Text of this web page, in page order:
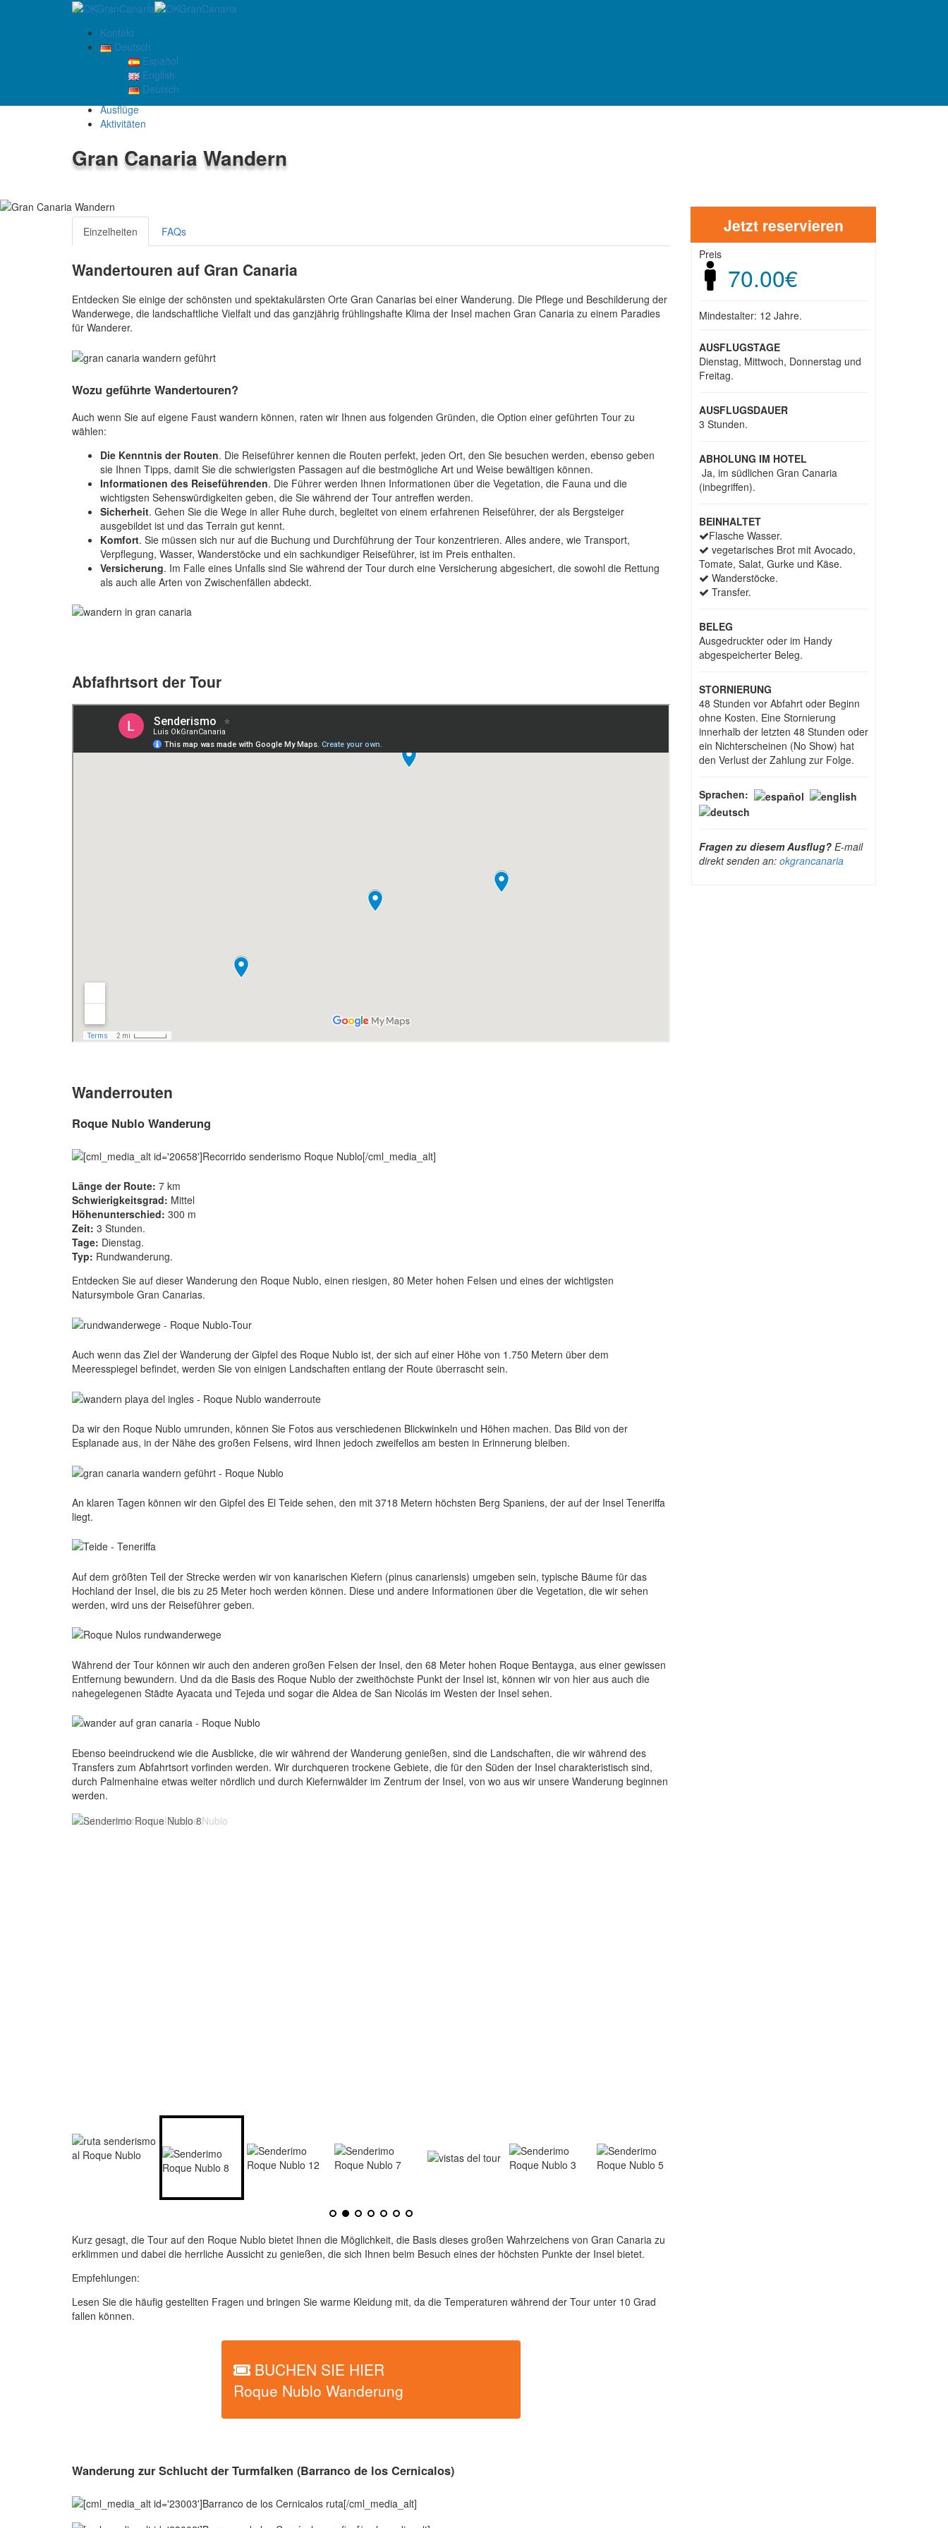
Kontakt
Deutsch
Español
English
Deutsch
AUSFLÜGE
Ausflüge
Aktivitäten
Gran Canaria Wandern
Einzelheiten FAQs
Wandertouren auf Gran Canaria
Entdecken Sie einige der schönsten und spektakulärsten Orte Gran Canarias bei einer Wanderung. Die Pflege und Beschilderung der
Wanderwege, die landschaftliche Vielfalt und das ganzjährig frühlingshafte Klima der Insel machen Gran Canaria zu einem Paradies
für Wanderer.
Wozu geführte Wandertouren?
Auch wenn Sie auf eigene Faust wandern können, raten wir Ihnen aus folgenden Gründen, die Option einer geführten Tour zu
wählen:
Die Kenntnis der Routen. Die Reiseführer kennen die Routen perfekt, jeden Ort, den Sie besuchen werden, ebenso geben
sie Ihnen Tipps, damit Sie die schwierigsten Passagen auf die bestmögliche Art und Weise bewältigen können.
Informationen des Reiseführenden. Die Führer werden Ihnen Informationen über die Vegetation, die Fauna und die
wichtigsten Sehenswürdigkeiten geben, die Sie während der Tour antreffen werden.
Sicherheit. Gehen Sie die Wege in aller Ruhe durch, begleitet von einem erfahrenen Reiseführer, der als Bergsteiger
ausgebildet ist und das Terrain gut kennt.
Komfort. Sie müssen sich nur auf die Buchung und Durchführung der Tour konzentrieren. Alles andere, wie Transport,
Verpflegung, Wasser, Wanderstöcke und ein sachkundiger Reiseführer, ist im Preis enthalten.
Versicherung. Im Falle eines Unfalls sind Sie während der Tour durch eine Versicherung abgesichert, die sowohl die Rettung
als auch alle Arten von Zwischenfällen abdeckt.
Abfafhrtsort der Tour
Wanderrouten
Roque Nublo Wanderung
Länge der Route: 7 km
Schwierigkeitsgrad: Mittel
Höhenunterschied: 300 m
Zeit: 3 Stunden.
Tage: Dienstag.
Typ: Rundwanderung.
Entdecken Sie auf dieser Wanderung den Roque Nublo, einen riesigen, 80 Meter hohen Felsen und eines der wichtigsten
Natursymbole Gran Canarias.
Auch wenn das Ziel der Wanderung der Gipfel des Roque Nublo ist, der sich auf einer Höhe von 1.750 Metern über dem
Meeresspiegel befindet, werden Sie von einigen Landschaften entlang der Route überrascht sein.
Da wir den Roque Nublo umrunden, können Sie Fotos aus verschiedenen Blickwinkeln und Höhen machen. Das Bild von der
Esplanade aus, in der Nähe des großen Felsens, wird Ihnen jedoch zweifellos am besten in Erinnerung bleiben.
An klaren Tagen können wir den Gipfel des El Teide sehen, den mit 3718 Metern höchsten Berg Spaniens, der auf der Insel Teneriffa
liegt.
Auf dem größten Teil der Strecke werden wir von kanarischen Kiefern (pinus canariensis) umgeben sein, typische Bäume für das
Hochland der Insel, die bis zu 25 Meter hoch werden können. Diese und andere Informationen über die Vegetation, die wir sehen
werden, wird uns der Reiseführer geben.
Während der Tour können wir auch den anderen großen Felsen der Insel, den 68 Meter hohen Roque Bentayga, aus einer gewissen
Entfernung bewundern. Und da die Basis des Roque Nublo der zweithöchste Punkt der Insel ist, können wir von hier aus auch die
nahegelegenen Städte Ayacata und Tejeda und sogar die Aldea de San Nicolás im Westen der Insel sehen.
Ebenso beeindruckend wie die Ausblicke, die wir während der Wanderung genießen, sind die Landschaften, die wir während des
Transfers zum Abfahrtsort vorfinden werden. Wir durchqueren trockene Gebiete, die für den Süden der Insel charakteristisch sind,
durch Palmenhaine etwas weiter nördlich und durch Kiefernwälder im Zentrum der Insel, von wo aus wir unsere Wanderung beginnen
werden.
Kurz gesagt, die Tour auf den Roque Nublo bietet Ihnen die Möglichkeit, die Basis dieses großen Wahrzeichens von Gran Canaria zu
erklimmen und dabei die herrliche Aussicht zu genießen, die sich Ihnen beim Besuch eines der höchsten Punkte der Insel bietet.
Empfehlungen:
Lesen Sie die häufig gestellten Fragen und bringen Sie warme Kleidung mit, da die Temperaturen während der Tour unter 10 Grad
fallen können.
BUCHEN SIE HIER
Roque Nublo Wanderung
Wanderung zur Schlucht der Turmfalken (Barranco de los Cernicalos)
Jetzt reservieren
Preis
70.00€
Mindestalter: 12 Jahre.
AUSFLUGSTAGE
Dienstag, Mittwoch, Donnerstag und
Freitag.
AUSFLUGSDAUER
3 Stunden.
ABHOLUNG IM HOTEL
Ja, im südlichen Gran Canaria
(inbegriffen).
BEINHALTET
Flasche Wasser.
vegetarisches Brot mit Avocado,
Tomate, Salat, Gurke und Käse.
Wanderstöcke.
Transfer.
BELEG
Ausgedruckter oder im Handy
abgespeicherter Beleg.
STORNIERUNG
48 Stunden vor Abfahrt oder Beginn
ohne Kosten. Eine Stornierung
innerhalb der letzten 48 Stunden oder
ein Nichterscheinen (No Show) hat
den Verlust der Zahlung zur Folge.
Sprachen:
Fragen zu diesem Ausflug?E-mail
direkt senden an: okgrancanaria